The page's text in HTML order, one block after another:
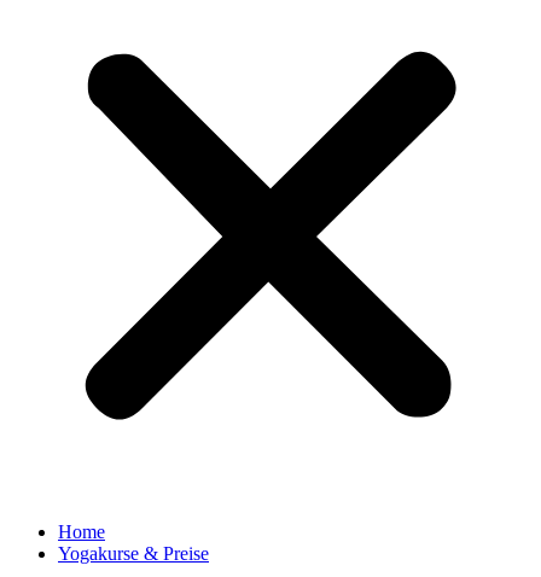
Home
Yogakurse & Preise